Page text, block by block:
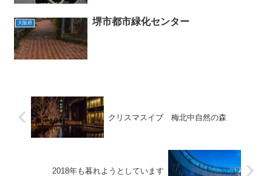
大阪府 堺市都市緑化センター
クリスマスイブ 梅北中自然の森
2018年も暮れようとしています